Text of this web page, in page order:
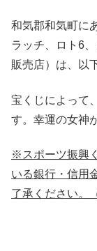
和気郡和気町に
ラッチ、ロト6
販売店）は、以
宝くじによって
す。幸運の女神
※スポーツ振興
いる銀行・信用
了承ください。